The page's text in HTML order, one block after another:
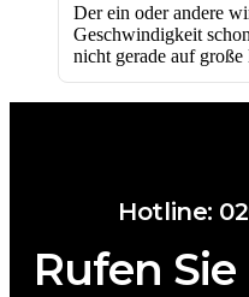
Der ein oder andere
Geschwindigkeit
nicht gerade auf
Hotline:
Rufen